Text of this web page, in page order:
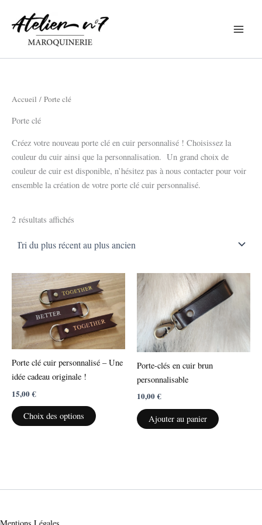
contenu
Accueil / Porte clé
Porte clé
Créez votre nouveau porte clé en cuir personnalisé ! Choisissez la
couleur du cuir ainsi que la personnalisation. Un grand choix de
couleur de cuir est disponible, n’hésitez pas à nous contacter pour voir
ensemble la création de votre porte clé cuir personnalisé.
2 résultats affichés
plus
récent
au
plus
Porte clé cuir personnalisé – Une
idée cadeau originale !
15,00€
Choix des options
Ce
produit
a
plusieurs
variations.
Les
options
sur
Porte-clés en cuir brun
personnalisable
10,00€
Ajouter au panier